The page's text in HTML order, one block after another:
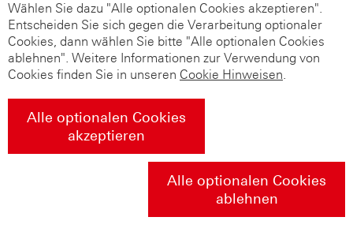
Wählen Sie dazu "Alle optionalen Cookies akzeptieren".
Entscheiden Sie sich gegen die Verarbeitung optionaler
Cookies, dann wählen Sie bitte "Alle optionalen Cookies
ablehnen". Weitere Informationen zur Verwendung von
Cookies finden Sie in unseren Cookie Hinweisen.
Alle optionalen Cookies
akzeptieren
Alle optionalen Cookies
ablehnen